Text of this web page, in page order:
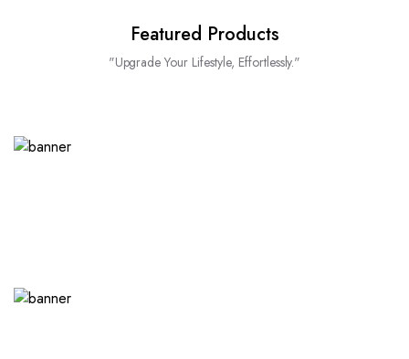
Featured Products
"Upgrade Your Lifestyle, Effortlessly."